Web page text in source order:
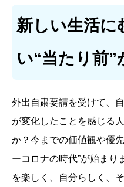
新しい生活に
い“当たり前”
外出自粛要請を受けて、
が変化したことを感じる
か？今までの価値観や優
ーコロナの時代”が始まり
を楽しく、自分らしく、